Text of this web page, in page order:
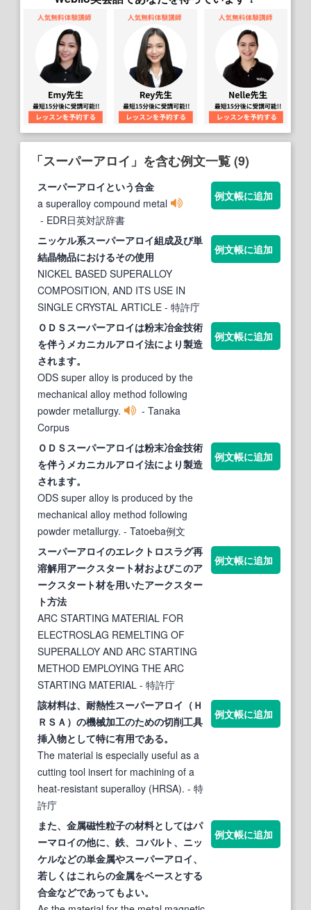
「スーパーアロイ」を含む例文一覧 (9)
スーパーアロイ という合金
a superalloy compound metal
- EDR日英対訳辞書
例文帳に追加
ニッケル系スーパーアロイ組成及び単
結晶物品におけるその使用
NICKEL BASED SUPERALLOY
COMPOSITION, AND ITS USE IN
SINGLE CRYSTAL ARTICLE - 特許庁
例文帳に追加
ＯＤＳ スーパーアロイは粉末冶金技術
を伴うメカニカルアロイ法により製造
されます。
ODS super alloy is produced by the
mechanical alloy method following
powder metallurgy.
- Tanaka
Corpus
例文帳に追加
ＯＤＳ スーパーアロイは粉末冶金技術
を伴うメカニカルアロイ法により製造
されます。
ODS super alloy is produced by the
mechanical alloy method following
powder metallurgy. - Tatoeba例文
例文帳に追加
スーパーアロイのエレクトロスラグ再
溶解用アークスタート材およびこのア
ークスタート材を用いたアークスター
ト方法
ARC STARTING MATERIAL FOR
ELECTROSLAG REMELTING OF
SUPERALLOY AND ARC STARTING
METHOD EMPLOYING THE ARC
STARTING MATERIAL - 特許庁
例文帳に追加
該材料は、耐熱性スーパーアロイ （Ｈ
ＲＳＡ）の機械加工のための切削工具
挿入物として特に有用である。
The material is especially useful as a
cutting tool insert for machining of a
heat-resistant superalloy (HRSA). - 特
許庁
例文帳に追加
また、金属磁性粒子の材料としてはパ
ーマロイの他に、鉄、コバルト、ニッ
ケルなどの単金属やスーパーアロイ、
若しくはこれらの金属をベースとする
合金などであってもよい。
例文帳に追加